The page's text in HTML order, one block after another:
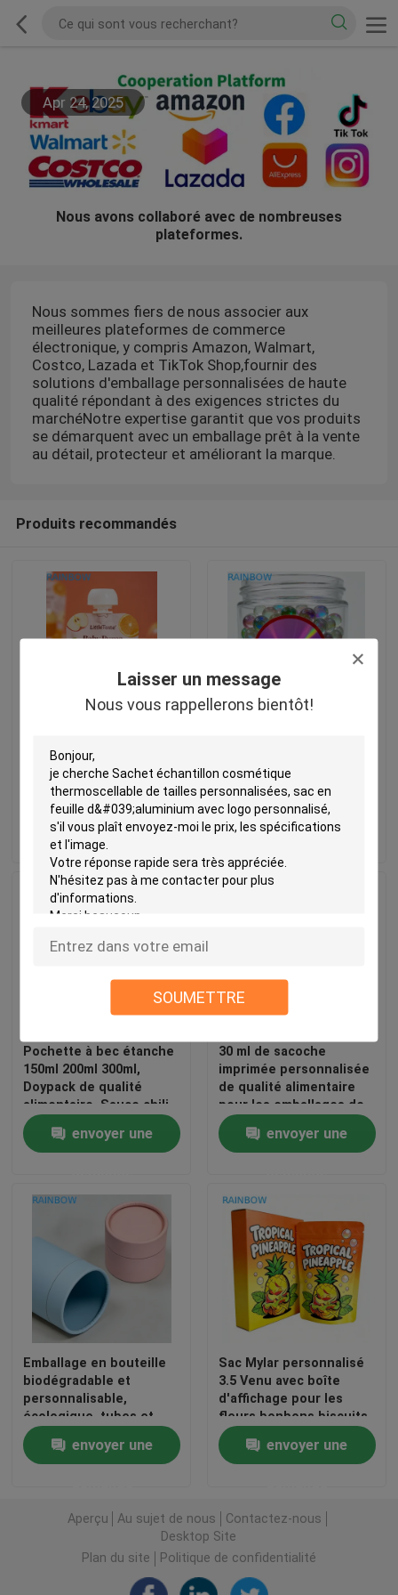
Laisser un message
Nous vous rappellerons bientôt!
SOUMETTRE
Apr 24, 2025
Nous avons collaboré avec de nombreuses
plateformes.
Nous sommes fiers de nous associer aux
meilleures plateformes de commerce
électronique, y compris Amazon, Walmart,
Costco, Lazada et TikTok Shop,fournir des
solutions d'emballage personnalisées de haute
qualité répondant à des exigences strictes du
marchéNotre expertise garantit que vos produits
se démarquent avec un emballage prêt à la vente
au détail, protecteur et améliorant la marque.
Produits recommandés
personnalisée de 30 ml
pour purée de yogourt
de fruits jus de bébé
pour bébé alimentation
complémentaire en
forme de sacoche à
bouteille sac en
plastique
envoyer une
demande
envoyer une
demande
Pochette à bec étanche
150ml 200ml 300ml,
Doypack de qualité
alimentaire, Sauce chili,
jus de gelée, sac de
nourriture pour bébé,
envoyer une
30 ml de sacoche
imprimée personnalisée
de qualité alimentaire
pour les emballages de
jus de bébé et de purée
envoyer une
Emballage en bouteille
biodégradable et
personnalisable,
écologique, tubes et
boîtes en papier pour
emballages cosmétiques
envoyer une
Sac Mylar personnalisé
3.5 Venu avec boîte
d'affichage pour les
fleurs bonbons biscuits
gommés Emballage
résistant aux enfants
envoyer une
Aperçu Au sujet de nous
Contactez-nous
Desktop Site
Plan du site
Politique de confidentialité